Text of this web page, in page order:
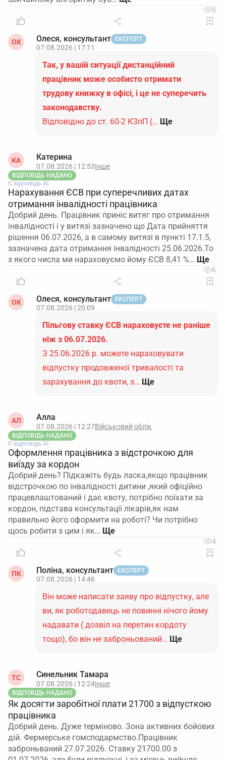
5
ОК Олеся, консультант ЕКСПЕРТ
07.08.2026 | 17:11
Так, у вашій ситуації дистанційний
працівник може особисто отримати
трудову книжку в офісі, і це не суперечить
законодавству.
Відповідно до ст. 60-2 КЗпП (… Ще
КА Катерина
07.08.2026 | 12:53Інше
ВІДПОВІДЬ НАДАНО
Є відповідь АІ
Нарахування ЄСВ при суперечливих датах
отримання інвалідності працівника
Добрий день. Працівник приніс витяг про отримання
інвалідності і у витязі зазначено що Дата прийняття
рішення 06.07.2026, а в самому витязі в пункті 17.1.5,
зазначена дата отримання інвалідності 25.06.2026.То
з якого числа ми нараховуємо йому ЄСВ 8,41 %…
6
ОК Олеся, консультант ЕКСПЕРТ
07.08.2026 | 20:09
Пільгову ставку ЄСВ нараховуєте не раніше
ніж з 06.07.2026.
З 25.06.2026 р. можете нараховувати
відпустку продовженої тривалості та
зарахування до квоти, з… Ще
АЛ Алла
07.08.2026 | 12:27Військовий облік
ВІДПОВІДЬ НАДАНО
Є відповідь АІ
Оформлення працівника з відстрочкою для
виїзду за кордон
Добрий день? Підкажіть будь ласка,якщо працівник
відстрочкою по інвалідності дитини ,який офіційно
працевлаштований і дає квоту, потрібно поїхати за
кордон, підстава консультації лікарів,як нам
правильно його оформити на роботі? Чи потрібно
щось робити з цим і як…
4
ПК Поліна, консультант ЕКСПЕРТ
07.08.2026 | 14:46
Він може написати заяву про відпустку, але
ви, як роботодавець не повинні нічого йому
надавати ( дозвіл на перетин кордоту
тощо), бо він не заброньований… Ще
ТС Синельник Тамара
07.08.2026 | 12:24Інше
ВІДПОВІДЬ НАДАНО
Як досягти заробітної плати 21700 з відпусткою
працівника
Добрий день. Дуже терміново. Зона активних бойових
дій. Фермерське гомсподармство.Працівник
заброньваний 27.07.2026. Ставку 21700.00 з